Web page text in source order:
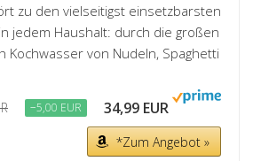
zu den vielseitigst einsetzbarsten
jedem Haushalt: durch die großen
Kochwasser von Nudeln, Spaghetti
−5,00 EUR 34,99 EUR
*Zum Angebot »